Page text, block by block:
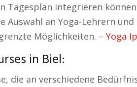
Tagesplan integrieren
Auswahl an Yoga-Lehrern
Möglichkeiten. – Yoga
in Biel:
die an verschiedene